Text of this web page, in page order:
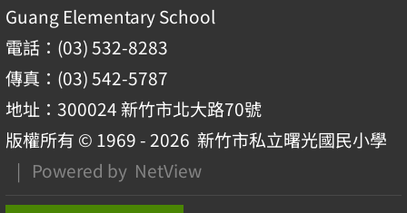
Guang Elementary School
電話：(03) 532-8283
傳真：(03) 542-5787
地址：300024 新竹市北大路70號
版權所有 © 1969 - 2026 新竹市私立曙光國民小學
| Powered by NetView